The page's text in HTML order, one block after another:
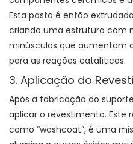
Esta pasta é então
criando uma estrutura com
minúsculas que aumentam
para as reações catalíticas.
3. Aplicação do
Após a fabricação do
aplicar o revestimento. Este
como “washcoat”, é uma